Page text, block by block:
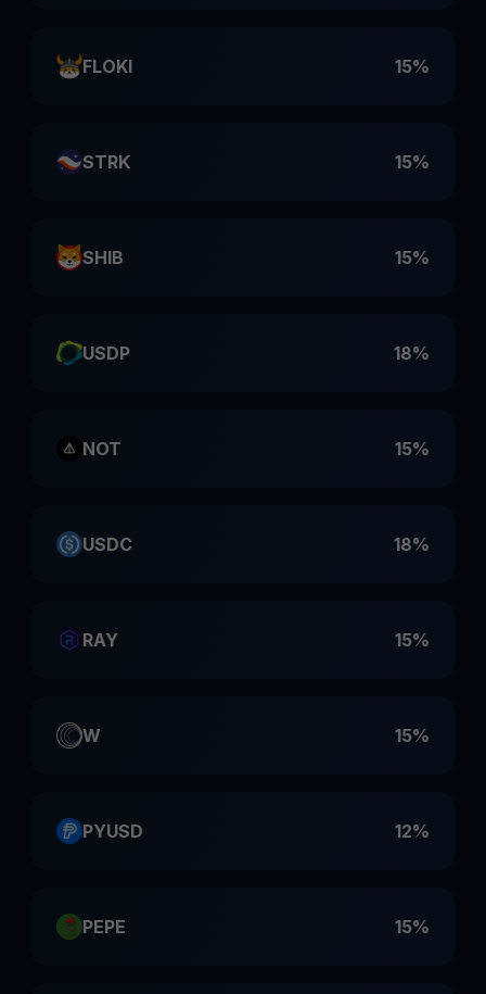
FLOKI 15%
STRK 15%
SHIB 15%
USDP 18%
NOT 15%
USDC 18%
RAY 15%
W 15%
PYUSD 12%
PEPE 15%